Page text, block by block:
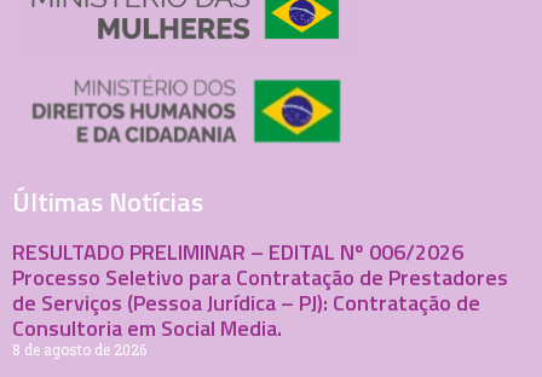
Últimas Notícias
RESULTADO PRELIMINAR – EDITAL Nº 006/2026
Processo Seletivo para Contratação de Prestadores
de Serviços (Pessoa Jurídica – PJ): Contratação de
Consultoria em Social Media.
8 de agosto de 2026